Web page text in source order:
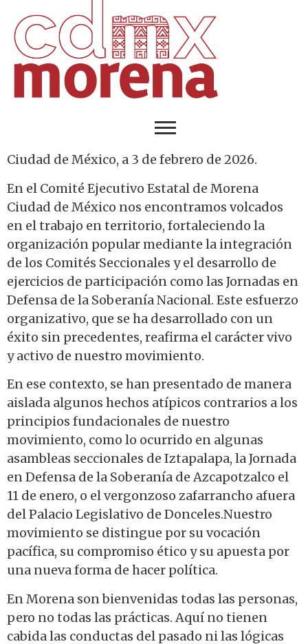
Ciudad de México, a 3 de febrero de 2026.
En el Comité Ejecutivo Estatal de Morena
Ciudad de México nos encontramos volcados
en el trabajo en territorio, fortaleciendo la
organización popular mediante la integración
de los Comités Seccionales y el desarrollo de
ejercicios de participación como las Jornadas en
Defensa de la Soberanía Nacional. Este esfuerzo
organizativo, que se ha desarrollado con un
éxito sin precedentes, reafirma el carácter vivo
y activo de nuestro movimiento.
En ese contexto, se han presentado de manera
aislada algunos hechos atípicos contrarios a los
principios fundacionales de nuestro
movimiento, como lo ocurrido en algunas
asambleas seccionales de Iztapalapa, la Jornada
en Defensa de la Soberanía de Azcapotzalco el
11 de enero, o el vergonzoso zafarrancho afuera
del Palacio Legislativo de Donceles.Nuestro
movimiento se distingue por su vocación
pacífica, su compromiso ético y su apuesta por
una nueva forma de hacer política.
En Morena son bienvenidas todas las personas,
pero no todas las prácticas. Aquí no tienen
cabida las conductas del pasado ni las lógicas